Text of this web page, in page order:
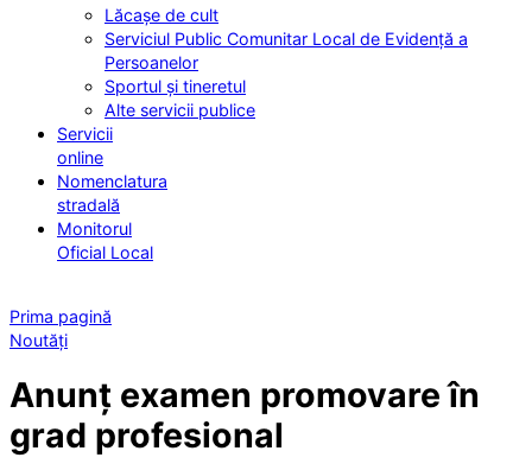
Lăcașe de cult
Serviciul Public Comunitar Local de Evidență a
Persoanelor
Sportul și tineretul
Alte servicii publice
Servicii
online
Nomenclatura
stradală
Monitorul
Oficial Local
Prima pagină
Noutăți
Anunț examen promovare în
grad profesional